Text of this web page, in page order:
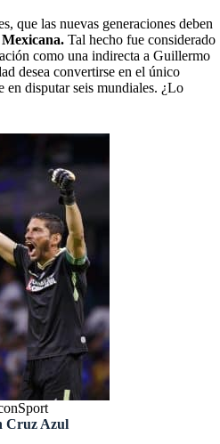
que las nuevas generaciones deben
Mexicana. Tal hecho fue considerado
como una indirecta a Guillermo
desea convertirse en el único
en disputar seis mundiales. ¿Lo
Cruz Azul